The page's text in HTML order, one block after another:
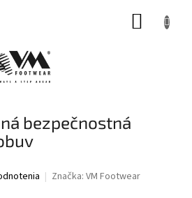
bezpečnostná
Značka: VM Footwear